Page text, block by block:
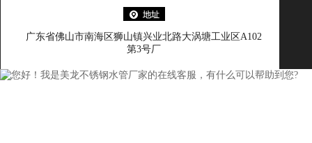
广东省佛山市南海区狮山镇兴业北路大涡塘工业区A102
第3号厂